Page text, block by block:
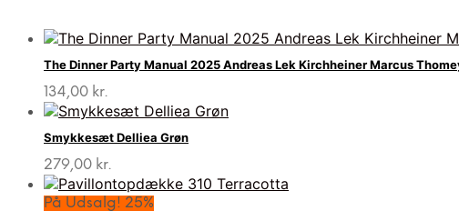
The Dinner Party Manual 2025 Andreas Lek Kirchheiner Marcus
134,00 kr.
Smykkesæt Delliea Grøn
279,00 kr.
På Udsalg! 25%